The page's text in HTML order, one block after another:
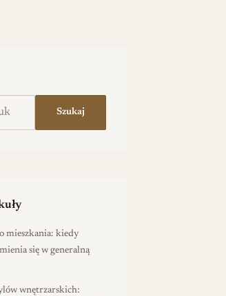
Szukaj
mieszkania: kiedy
się w generalną
wnętrzarskich: